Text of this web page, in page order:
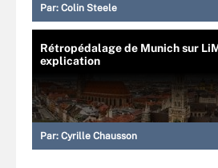
Par: Colin Steele
Rétropédalage de Munich sur
explication
Par: Cyrille Chausson